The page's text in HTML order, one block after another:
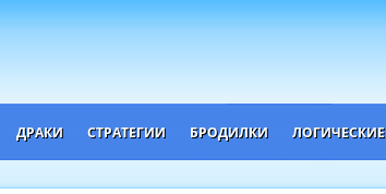
ДРАКИ СТРАТЕГИИ БРОДИЛКИ ЛОГИЧЕСКИЕ